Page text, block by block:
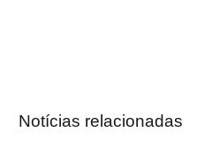
Notícias relacionadas